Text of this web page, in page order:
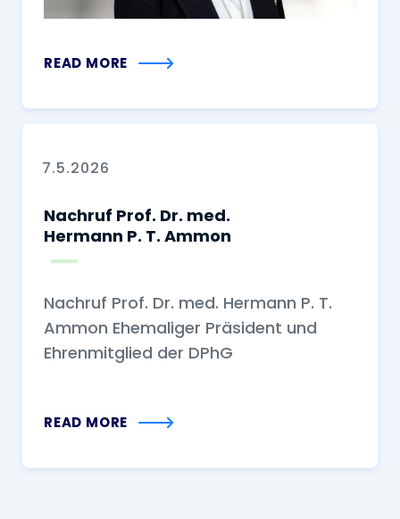
READ MORE
7.5.2026
Nachruf Prof. Dr. med.
Hermann P. T. Ammon
Nachruf Prof. Dr. med. Hermann P. T.
Ammon Ehemaliger Präsident und
Ehrenmitglied der DPhG
READ MORE